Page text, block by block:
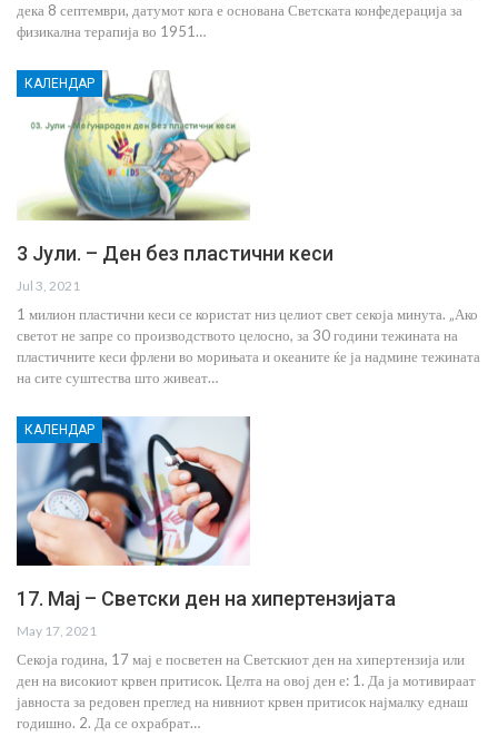
дека 8 септември, датумот кога е основана Светската конфедерација за
физикална терапија во 1951…
КАЛЕНДАР
3 Јули. – Ден без пластични кеси
Jul 3, 2021
1 милион пластични кеси се користат низ целиот свет секоја минута. „Ако
светот не запре со производството целосно, за 30 години тежината на
пластичните кеси фрлени во морињата и океаните ќе ја надмине тежината
на сите суштества што живеат…
КАЛЕНДАР
17. Mај – Светски ден на хипертензијата
May 17, 2021
Секоја година, 17 мај е посветен на Светскиот ден на хипертензија или
ден на високиот крвен притисок. Целта на овој ден е: 1. Да ја мотивираат
јавноста за редовен преглед на нивниот крвен притисок најмалку еднаш
годишно. 2. Да се охрабрат…